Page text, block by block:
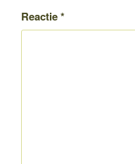
Reactie*